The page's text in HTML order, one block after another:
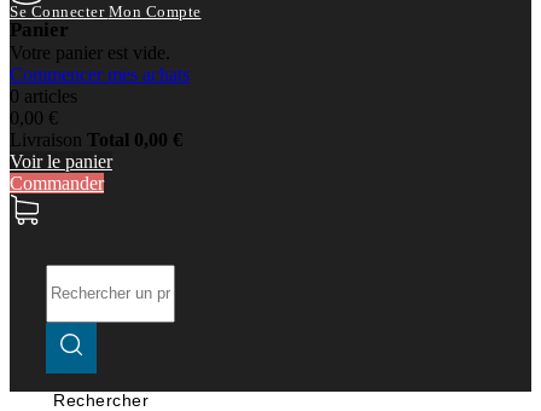
Se Connecter Mon Compte
Panier
Votre panier est vide.
Commencer mes achats
0 articles
0,00 €
Livraison Total 0,00 €
Voir le panier
Commander
Rechercher